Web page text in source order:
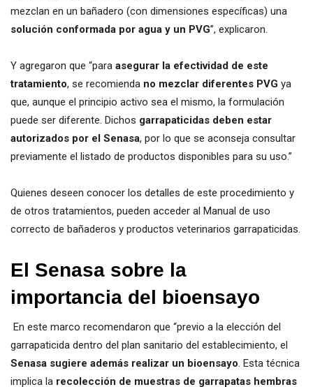
mezclan en un bañadero (con dimensiones específicas) una
solución conformada por agua y un PVG”, explicaron.
Y agregaron que “para asegurar la efectividad de este
tratamiento, se recomienda no mezclar diferentes PVG ya
que, aunque el principio activo sea el mismo, la formulación
puede ser diferente. Dichos garrapaticidas deben estar
autorizados por el Senasa, por lo que se aconseja consultar
previamente el listado de productos disponibles para su uso.”
Quienes deseen conocer los detalles de este procedimiento y
de otros tratamientos, pueden acceder al Manual de uso
correcto de bañaderos y productos veterinarios garrapaticidas.
El Senasa sobre la
importancia del bioensayo
En este marco recomendaron que “previo a la elección del
garrapaticida dentro del plan sanitario del establecimiento, el
Senasa sugiere además realizar un bioensayo. Esta técnica
implica la recolección de muestras de garrapatas hembras